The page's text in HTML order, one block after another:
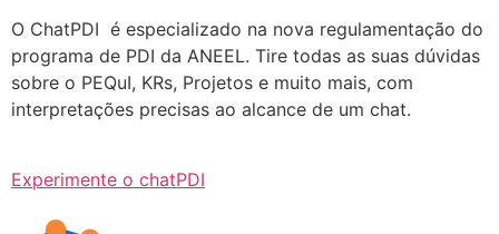
O ChatPDI é especializado na nova regulamentação do
programa de PDI da ANEEL. Tire todas as suas dúvidas
sobre o PEQuI, KRs, Projetos e muito mais, com
interpretações precisas ao alcance de um chat.
Experimente o chatPDI